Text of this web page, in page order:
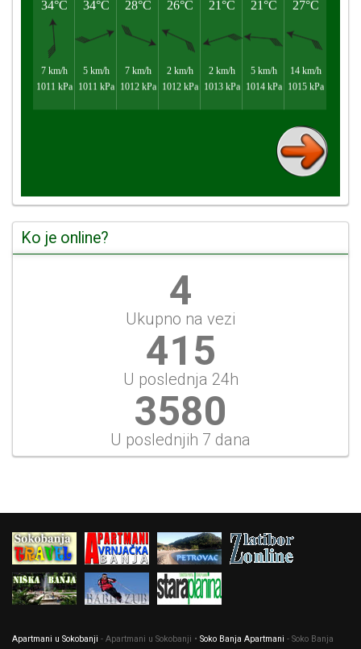
Ko je online?
4
Ukupno na vezi
445
U poslednja 24h
3836
U poslednjih 7 dana
Apartmani u Sokobanji - Apartmani u Sokobanji • Soko Banja Apartmani - Soko Banja